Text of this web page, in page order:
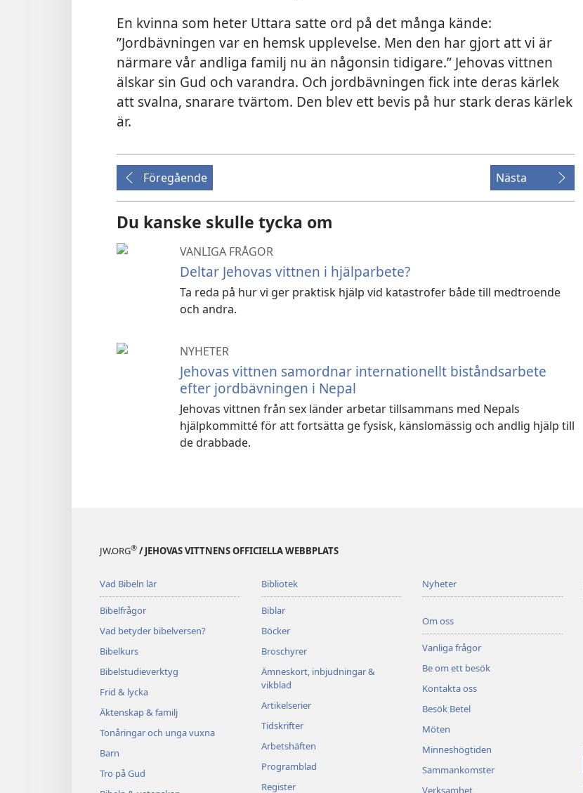
En kvinna som heter Uttara satte ord på det många kände:
”Jordbävningen var en hemsk upplevelse. Men den har gjort att vi är
närmare vår andliga familj nu än någonsin tidigare.” Jehovas vittnen
älskar sin Gud och varandra. Och jordbävningen fick inte deras kärlek
att svalna, snarare tvärtom. Den blev ett bevis på hur stark deras kärlek
är.
Föregående Nästa
Du kanske skulle tycka om
VANLIGA FRÅGOR
Deltar Jehovas vittnen i hjälparbete?
Ta reda på hur vi ger praktisk hjälp vid katastrofer både till medtroende
och andra.
NYHETER
Jehovas vittnen samordnar internationellt biståndsarbete
efter jordbävningen i Nepal
Jehovas vittnen från sex länder arbetar tillsammans med Nepals
hjälpkommitté för att fortsätta ge fysisk, känslomässig och andlig hjälp till
de drabbade.
JW.ORG® / JEHOVAS VITTNENS OFFICIELLA WEBBPLATS
Vad Bibeln lär
Bibelfrågor
Vad betyder bibelversen?
Bibelkurs
Bibelstudieverktyg
Frid & lycka
Äktenskap & familj
Tonåringar och unga vuxna
Barn
Tro på Gud
Bibliotek
Biblar
Böcker
Broschyrer
Ämneskort, inbjudningar &
vikblad
Artikelserier
Tidskrifter
Arbetshäften
Programblad
Register
Nyheter
Om oss
Vanliga frågor
Be om ett besök
Kontakta oss
Besök Betel
Möten
Minneshögtiden
Sammankomster
Verksamhet